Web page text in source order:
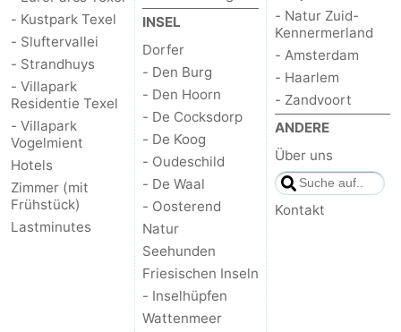
- Kustpark Texel
- Sluftervallei
- Strandhuys
- Villapark
Residentie Texel
- Villapark
Vogelmient
Hotels
Zimmer (mit
Frühstück)
Lastminutes
INSEL
Dorfer
- Den Burg
- Den Hoorn
- De Cocksdorp
- De Koog
- Oudeschild
- De Waal
- Oosterend
Natur
Seehunden
Friesischen Inseln
- Inselhüpfen
Wattenmeer
- Natur Zuid-
Kennermerland
- Amsterdam
- Haarlem
- Zandvoort
ANDERE
Über uns
Kontakt